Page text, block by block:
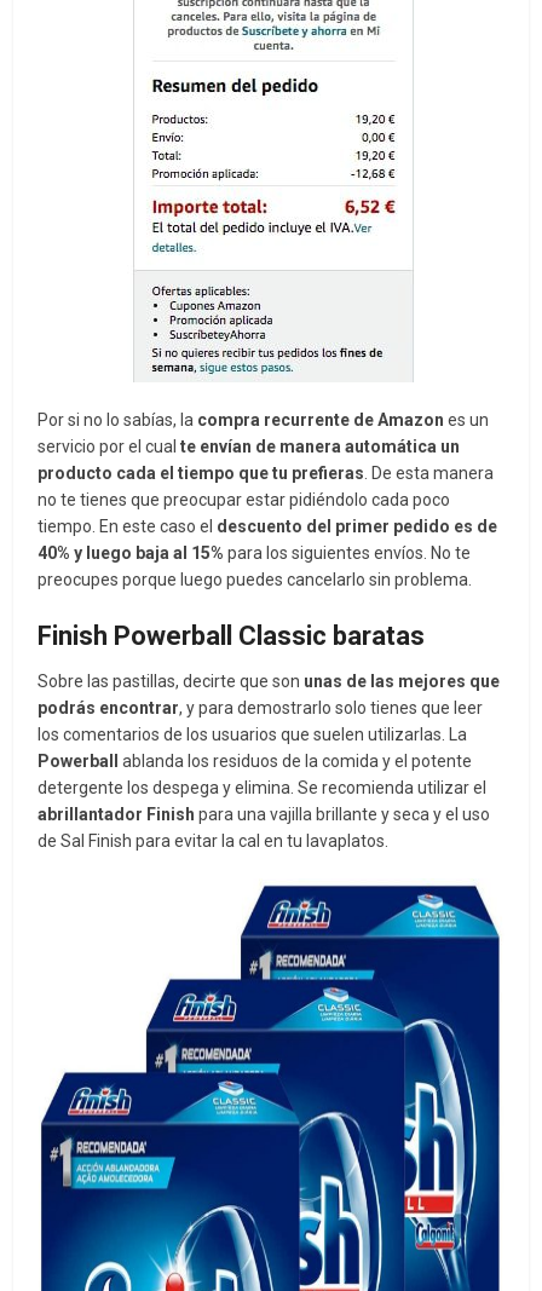
Por si no lo sabías, la compra recurrente de Amazon es un
servicio por el cualte envían de manera automática un
producto cada el tiempo que tu prefieras . De esta manera
no te tienes que preocupar estar pidiéndolo cada poco
tiempo. En este caso el descuento del primer pedido es de
40% y luego baja al 15% para los siguientes envíos. No te
preocupes porque luego puedes cancelarlo sin problema.
Finish Powerball Classic baratas
Sobre las pastillas, decirte que son unas de las mejores que
podrás encontrar, y para demostrarlo solo tienes que leer
los comentarios de los usuarios que suelen utilizarlas. La
Powerball ablanda los residuos de la comida y el potente
detergente los despega y elimina. Se recomienda utilizar el
abrillantador Finishpara una vajilla brillante y seca y el uso
de Sal Finish para evitar la cal en tu lavaplatos.